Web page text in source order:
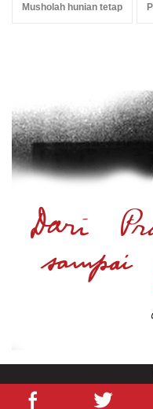
Musholah hunian tetap
© Copyright /